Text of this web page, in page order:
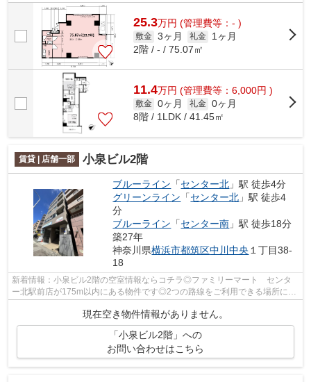
徒歩2分の距離に立地する物件です(#^^#)
25.3万円 (管理費等：- )
敷金 3ヶ月 礼金
1ヶ月
2階 / - / 75.07㎡
11.4万円 (管理費等：6,000円 )
敷金 0ヶ月 礼金 0ヶ月
8階 / 1LDK / 41.45㎡
賃貸 | 店舗一部 小泉ビル2階
ブルーライン 「センター北 」駅 徒歩4分
グリーンライン 「センター北 」駅 徒歩4
分
ブルーライン 「センター南 」駅 徒歩18分
築27年
神奈川県横浜市都筑区中川中央 １丁目38-
18
新着情報：小泉ビル2階の空室情報ならコチラ◎ファミリーマート センタ
ー北駅前店が175m以内にある物件です◎2つの路線をご利用できる場所にあ
り、アクセスはとても便利です◎駅から徒歩...
現在空き物件情報がありません。
「小泉ビル2階」への
お問い合わせはこちら